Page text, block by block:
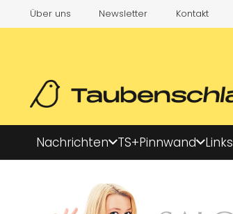
Über uns Newsletter Kontakt
Nachrichten TS+Pinnwand Links